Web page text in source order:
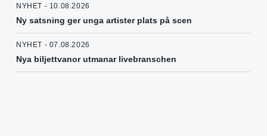
NYHET - 10.08.2026
Ny satsning ger unga artister plats på scen
NYHET - 07.08.2026
Nya biljettvanor utmanar livebranschen